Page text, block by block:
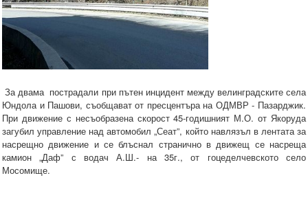
За двама пострадали при пътен инцидент между велинградските села
Юндола и Пашови, съобщават от пресцентъра на ОДМВР - Пазарджик.
При движение с несъобразена скорост 45-годишният М.О. от Якоруда
загубил управление над автомобил „Сеат”, който навлязъл в лентата за
насрещно движение и се блъснал странично в движещ се насреща
камион „Даф” с водач А.Ш.- на 35г., от гоцеделчевското село
Мосомище.